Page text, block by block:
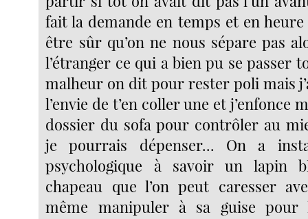
fait la demande en temps et en
être sûr qu’on ne nous sépare pas
l’étranger ce qui a bien pu se passer
malheur on dit pour rester poli mais
l’envie de t’en coller une et j’enfonce
dossier du sofa pour contrôler au
je pourrais dépenser... On a
psychologique à savoir un lapin
chapeau que l’on peut caresser
même manipuler à sa guise pour